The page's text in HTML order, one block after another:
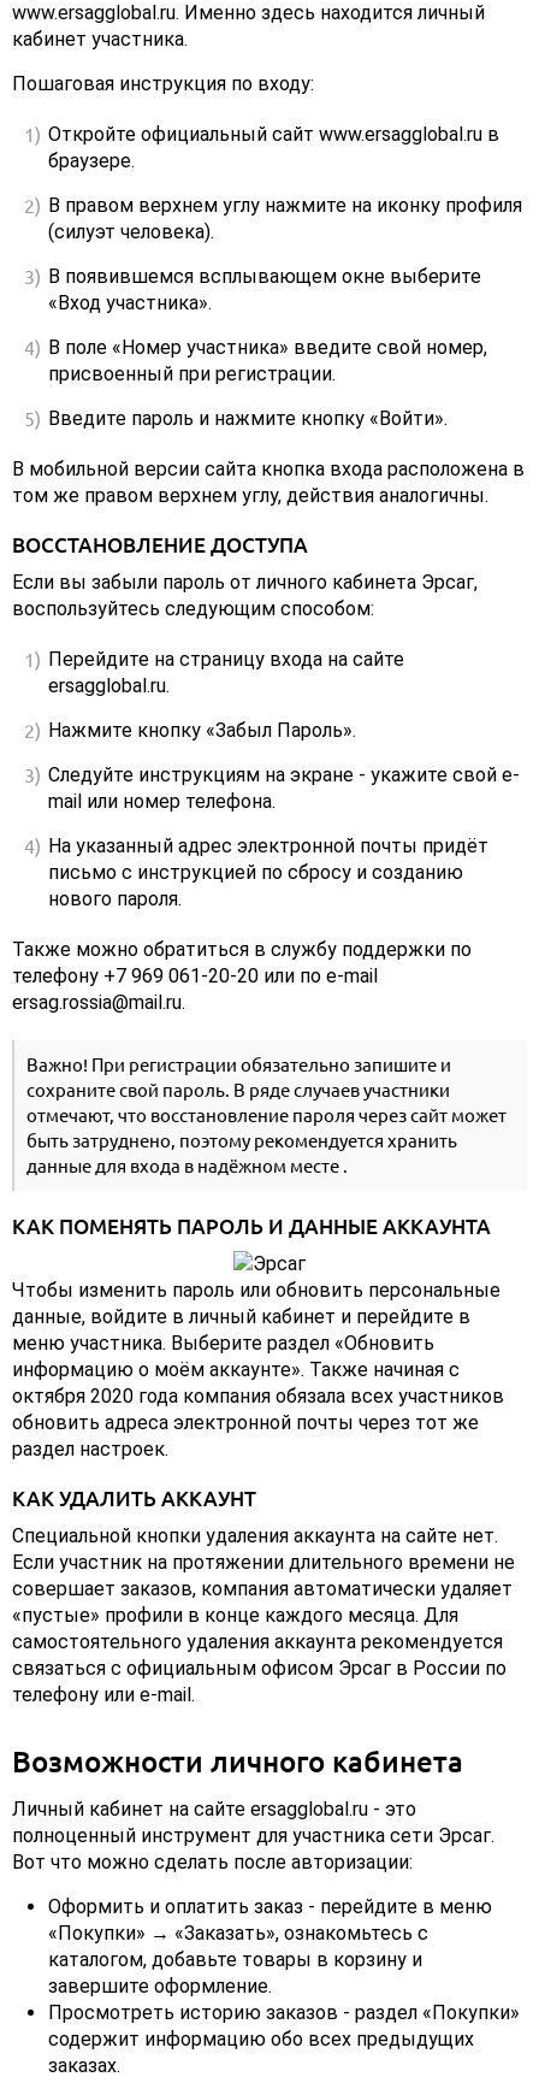
www.ersagglobal.ru. Именно здесь находится личный
кабинет участника.
Пошаговая инструкция по входу:
Откройте официальный сайт www.ersagglobal.ru в
браузере.
В правом верхнем углу нажмите на иконку профиля
(силуэт человека).
В появившемся всплывающем окне выберите
«Вход участника».
В поле «Номер участника» введите свой номер,
присвоенный при регистрации.
Введите пароль и нажмите кнопку «Войти».
В мобильной версии сайта кнопка входа расположена в
том же правом верхнем углу, действия аналогичны.
ВОССТАНОВЛЕНИЕ ДОСТУПА
Если вы забыли пароль от личного кабинета Эрсаг,
воспользуйтесь следующим способом:
Перейдите на страницу входа на сайте
ersagglobal.ru.
Нажмите кнопку «Забыл Пароль».
Следуйте инструкциям на экране - укажите свой e-
mail или номер телефона.
На указанный адрес электронной почты придёт
письмо с инструкцией по сбросу и созданию
нового пароля.
Также можно обратиться в службу поддержки по
телефону +7 969 061-20-20 или по e-mail
ersag.rossia@mail.ru.
Важно! При регистрации обязательно запишите и
сохраните свой пароль. В ряде случаев участники
отмечают, что восстановление пароля через сайт может
быть затруднено, поэтому рекомендуется хранить
данные для входа в надёжном месте .
КАК ПОМЕНЯТЬ ПАРОЛЬ И ДАННЫЕ АККАУНТА
Чтобы изменить пароль или обновить персональные
данные, войдите в личный кабинет и перейдите в
меню участника. Выберите раздел «Обновить
информацию о моём аккаунте». Также начиная с
октября 2020 года компания обязала всех участников
обновить адреса электронной почты через тот же
раздел настроек.
КАК УДАЛИТЬ АККАУНТ
Специальной кнопки удаления аккаунта на сайте нет.
Если участник на протяжении длительного времени не
совершает заказов, компания автоматически удаляет
«пустые» профили в конце каждого месяца. Для
самостоятельного удаления аккаунта рекомендуется
связаться с официальным офисом Эрсаг в России по
телефону или e-mail.
Возможности личного кабинета
Личный кабинет на сайте ersagglobal.ru - это
полноценный инструмент для участника сети Эрсаг.
Вот что можно сделать после авторизации:
Оформить и оплатить заказ - перейдите в меню
«Покупки» → «Заказать», ознакомьтесь с
каталогом, добавьте товары в корзину и
завершите оформление.
Просмотреть историю заказов - раздел «Покупки»
содержит информацию обо всех предыдущих
заказах.